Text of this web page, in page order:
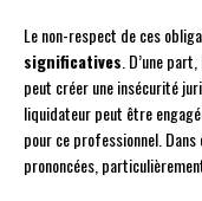
Le non-respect de ces
significatives. D’une
peut créer une insécurité
liquidateur peut être
pour ce professionnel.
prononcées,